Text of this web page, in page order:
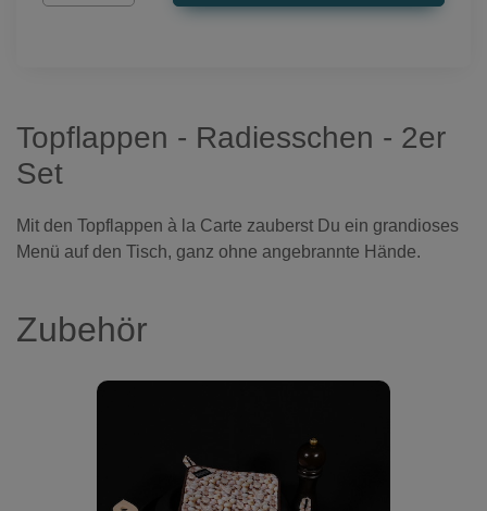
Topflappen - Radiesschen - 2er
Set
Mit den Topflappen à la Carte zauberst Du ein grandioses
Menü auf den Tisch, ganz ohne angebrannte Hände.
Zubehör